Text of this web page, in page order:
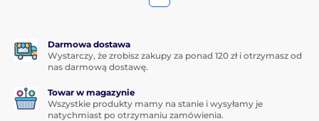
Darmowa dostawa
Wystarczy, że zrobisz zakupy za ponad 120 zł i otrzymasz od
nas darmową dostawę.
Towar w magazynie
Wszystkie produkty mamy na stanie i wysyłamy je
natychmiast po otrzymaniu zamówienia.